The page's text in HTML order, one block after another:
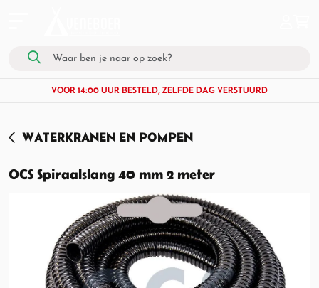
VOOR 14:00 UUR BESTELD, ZELFDE DAG VERSTUURD
WATERKRANEN EN POMPEN
OCS Spiraalslang 40 mm 2 meter